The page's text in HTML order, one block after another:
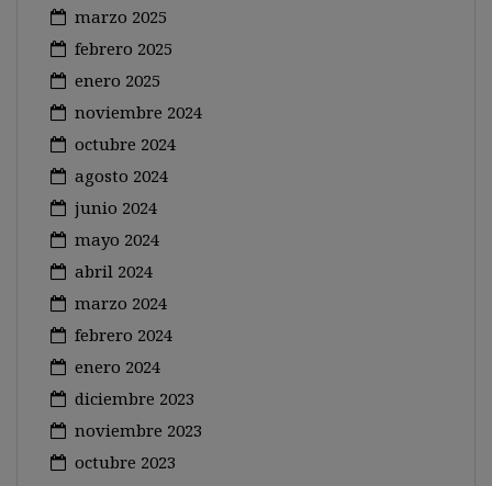
marzo 2025
febrero 2025
enero 2025
noviembre 2024
octubre 2024
agosto 2024
junio 2024
mayo 2024
abril 2024
marzo 2024
febrero 2024
enero 2024
diciembre 2023
noviembre 2023
octubre 2023